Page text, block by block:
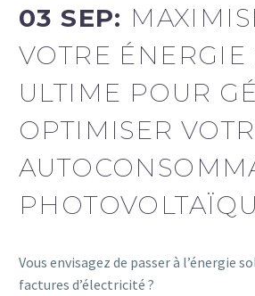
03 SEP:
VOTRE ÉNERGIE
ULTIME POUR
OPTIMISER
Vous envisagez de passer à l’énergie
factures d’électricité ?